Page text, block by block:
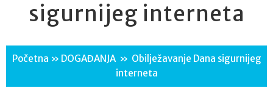
sigurnijeg interneta
Početna » DOGAĐANJA » Obilježavanje Dana sigurnijeg
interneta